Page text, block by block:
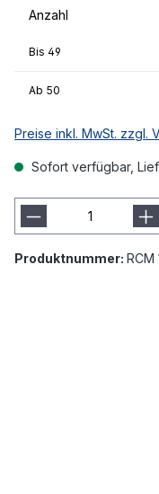
Anzahl
Bis 49
Ab 50
Preise inkl. MwSt. zzgl.
Sofort verfügbar,
Produktnummer: RCM